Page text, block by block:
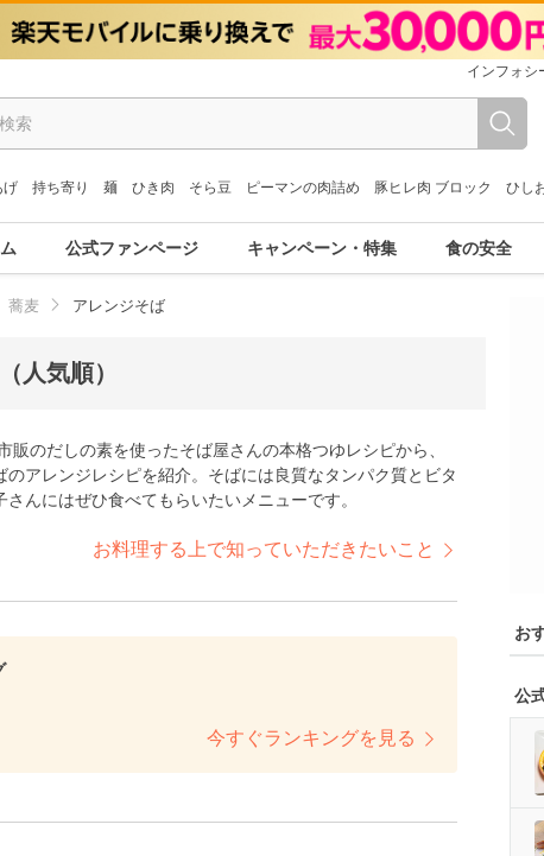
インフォシ
げ 持ち寄り 麺 ひき肉 そら豆 ピーマンの肉詰め 豚ヒレ肉 ブロック ひし
公式ファンページ キャンペーン・特集 食の安全
蕎麦 アレンジそば
人気順）
のだしの素を使ったそば屋さんの本格つゆレシピから、
アレンジレシピを紹介。そばには良質なタンパク質とビタ
んにはぜひ食べてもらいたいメニューです。
お料理する上で知っていただきたいこと
今すぐランキングを見る
お
公